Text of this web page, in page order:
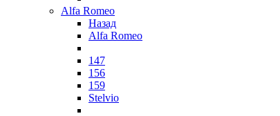
Alfa Romeo
Назад
Alfa Romeo
147
156
159
Stelvio